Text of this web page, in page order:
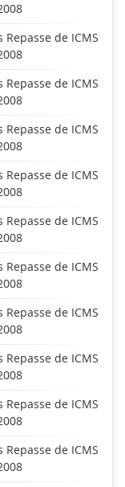
de ICMS
de ICMS
de ICMS
de ICMS
de ICMS
de ICMS
de ICMS
de ICMS
de ICMS
de ICMS